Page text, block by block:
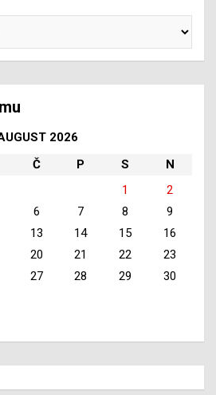
2026
Č P S
N
1
2
6 7 8
9
13 14 15
16
20 21 22
23
27 28 29
30